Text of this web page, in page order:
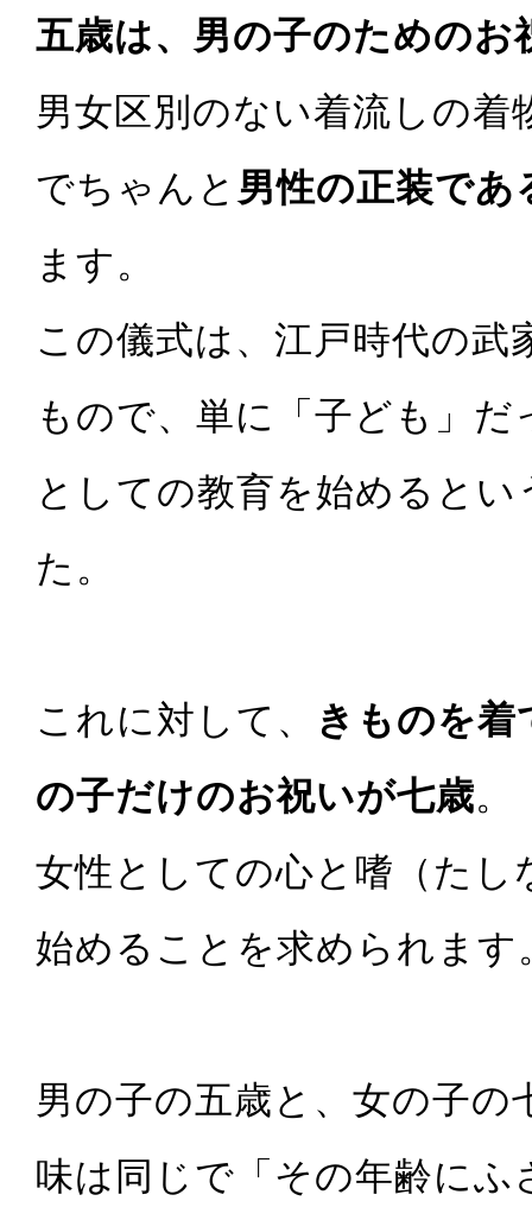
五歳は、男の子のためのお
男女区別のない着流しの着
でちゃんと男性の正装であ
ます。
この儀式は、江戸時代の
もので、単に「子ども」
としての教育を始めると
た。
これに対して、
きものを
の子だけのお祝いが七歳。
女性としての心と嗜（た
始めることを求められます
男の子の五歳と、女の子の
味は同じで「その年齢に